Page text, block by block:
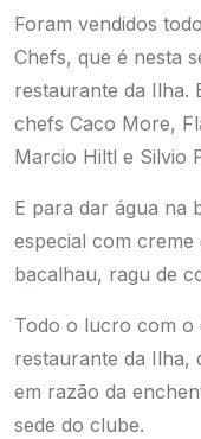
Foram vendidos
Chefs, que é nesta
restaurante da Ilha.
chefs Caco More,
Marcio Hiltl e Silvio
E para dar água na
especial com
bacalhau, ragu de
Todo o lucro com o
restaurante da Ilha,
em razão da
sede do clube.